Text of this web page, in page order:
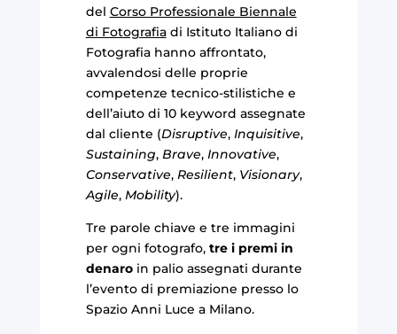
del Corso Professionale Biennale
di Fotografiadi Istituto Italiano di
Fotografia hanno affrontato,
avvalendosi delle proprie
competenze tecnico-stilistiche e
dell’aiuto di 10 keyword assegnate
dal cliente (Disruptive, Inquisitive,
Sustaining, Brave, Innovative,
Conservative, Resilient, Visionary,
Agile, Mobility).
Tre parole chiave e tre immagini
per ogni fotografo, tre i premi in
denaroin palio assegnati durante
l’evento di premiazione presso lo
Spazio Anni Luce a Milano.